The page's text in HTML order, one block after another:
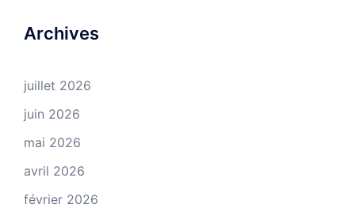
Archives
juillet 2026
juin 2026
mai 2026
avril 2026
février 2026